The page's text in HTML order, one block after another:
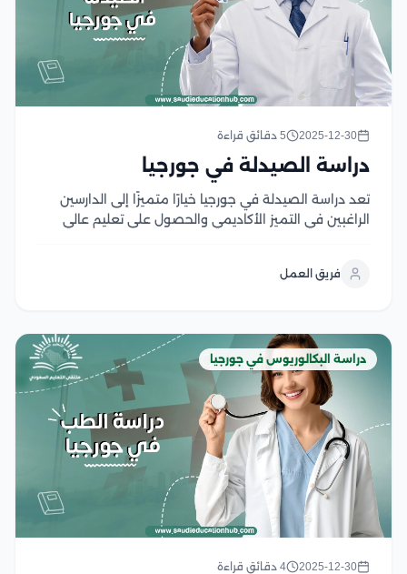
2025-12-30 5 دقائق قراءة
دراسة الصيدلة في جورجيا
تعد دراسة الصيدلة في جورجيا خيارًا متميزًا إلى الدارسين
الراغبين في التميز الأكاديمي والحصول على تعليم عالي
المجالات، كما تتميز الجامعات باستخدام أحدث...
فريق العمل
دراسة البكالوريوس في جورجيا
2025-12-30 4 دقائق قراءة